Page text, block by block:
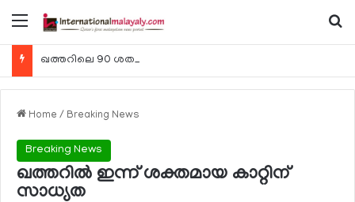
Menu
Home / Breaking News
Breaking News
ഖത്തറില്‍ ഇന്ന് ശക്തമായ കാറ്റിന്
സാധ്യത